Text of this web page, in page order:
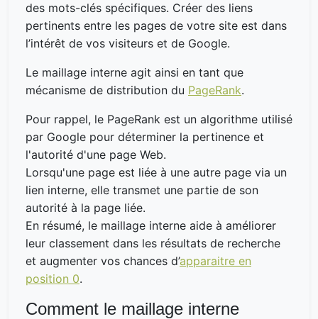
des mots-clés spécifiques. Créer des liens
pertinents entre les pages de votre site est dans
l’intérêt de vos visiteurs et de Google.
Le maillage interne agit ainsi en tant que
mécanisme de distribution du PageRank.
Pour rappel, le PageRank est un algorithme utilisé
par Google pour déterminer la pertinence et
l'autorité d'une page Web.
Lorsqu'une page est liée à une autre page via un
lien interne, elle transmet une partie de son
autorité à la page liée.
En résumé, le maillage interne aide à améliorer
leur classement dans les résultats de recherche
et augmenter vos chances d’apparaitre en
position 0.
Comment le maillage interne